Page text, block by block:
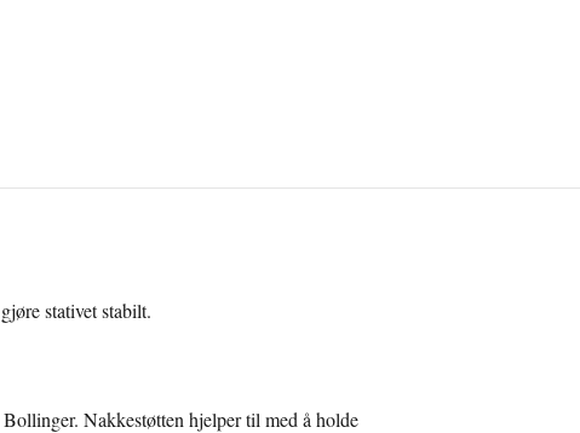
stativet stabilt.
Nakkestøtten hjelper til med å holde